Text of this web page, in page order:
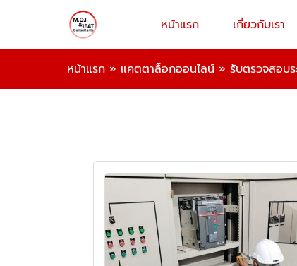
หน้าแรก เกี่ยวกับเรา
หน้าแรก » แคตตาล็อกออนไลน์ » รับตรวจสอบ